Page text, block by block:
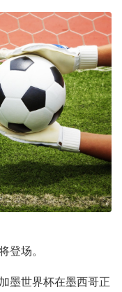
登场。
墨世界杯在墨西哥正